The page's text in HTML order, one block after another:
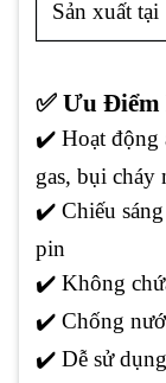
Sản xuất tại
✅ Ưu
✔️ Hoạt động
gas, bụi cháy
✔️ Chiếu
pin
✔️ Không
✔️ Chống
✔️ Dễ sử